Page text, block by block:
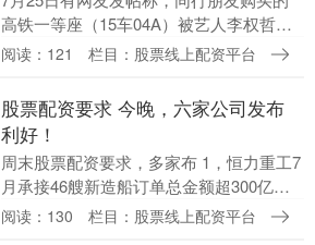
高铁一等座（15车04A）被艺人李权哲占
据。当事人核对车票信息无误后上前沟
座。直至列车....
阅读：121 栏目：股票线上配资平台
股票配资要求 今晚，六家公司发布
利好！
周末股票配资要求，多家布 1，恒力重工7
月承接46艘新造船订单总金额超300亿元
恒力集团8月2日消息，7月，恒力重工单
阅读：130 栏目：股票线上配资平台